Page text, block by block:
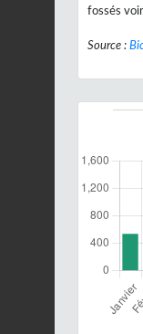
fossés
Source :